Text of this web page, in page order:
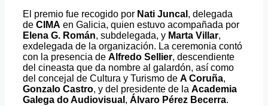
El premio fue recogido por Nati Juncal , delegada
de CIMA en Galicia, quien estuvo acompañada por
Elena G. Román, subdelegada, y Marta Villar,
exdelegada de la organización. La ceremonia contó
con la presencia de Alfredo Sellier, descendiente
del cineasta que da nombre al galardón, así como
del concejal de Cultura y Turismo de A Coruña,
Gonzalo Castro, y del presidente de la Academia
Galega do Audiovisual , Álvaro Pérez Becerra.